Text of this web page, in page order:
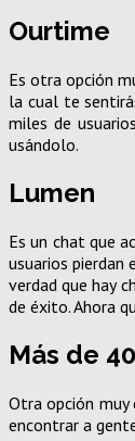
Ourtime
Es otra opción
la cual te
miles de
usándolo.
Lumen
Es un chat que
usuarios pierdan
verdad que hay
de éxito. Ahora
Más de
Otra opción muy
encontrar a